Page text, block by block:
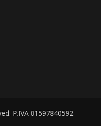
P.IVA 01597840592